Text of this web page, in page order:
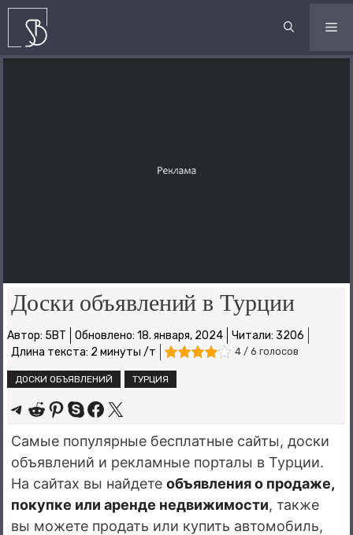
Перейти
содержимому
Доски объявлений в Турции
Автор: 5BT Обновлено: 18. января, 2024
Читали: 3206
Длина текста: 2 минуты /т
4 / 6 голосов
ДОСКИ ОБЪЯВЛЕНИЙ ТУРЦИЯ
Share on Telegram
Share on Reddit
Share on Pinterest
Share on SkypeShare on Facebook
Share on X
Самые популярные бесплатные сайты, доски
объявлений и рекламные порталы в Турции.
На сайтах вы найдете объявления о продаже,
покупке или аренде недвижимости, также
вы можете продать или купить автомобиль,